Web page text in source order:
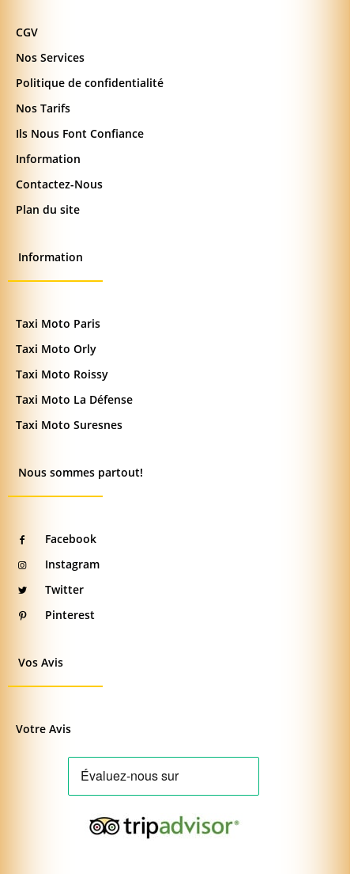
CGV
Nos Services
Politique de confidentialité
Nos Tarifs
Ils Nous Font Confiance
Information
Contactez-Nous
Plan du site
Information
Taxi Moto Paris
Taxi Moto Orly
Taxi Moto Roissy
Taxi Moto La Défense
Taxi Moto Suresnes
Nous sommes partout!
Facebook
Instagram
Twitter
Pinterest
Vos Avis
Votre Avis